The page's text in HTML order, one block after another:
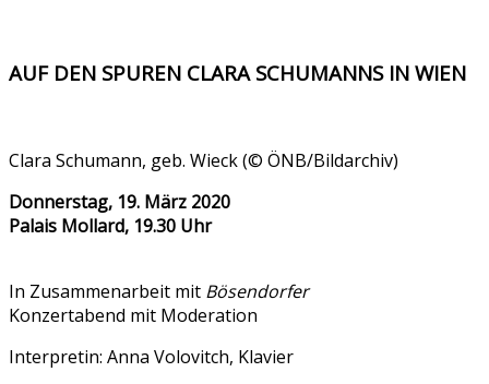
AUF DEN SPUREN CLARA SCHUMANNS IN WIEN
Clara Schumann, geb. Wieck (© ÖNB/Bildarchiv)
Donnerstag, 19. März 2020
Palais Mollard, 19.30 Uhr
In Zusammenarbeit mit Bösendorfer
Konzertabend mit Moderation
Interpretin: Anna Volovitch, Klavier